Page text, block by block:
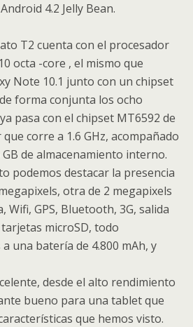
4.2 Jelly Bean.
T2 cuenta con el procesador
octa -core , el mismo que
Note 10.1 junto con un chipset
forma conjunta los ocho
pasa con el chipset MT6592 de
corre a 1.6 GHz, acompañado
GB de almacenamiento interno.
podemos destacar la presencia
otra de 2 megapixels
Wifi, GPS, Bluetooth, 3G, salida
microSD, todo
una batería de 4.800 mAh, y
desde el alto rendimiento
bueno para una tablet que
que hemos visto.